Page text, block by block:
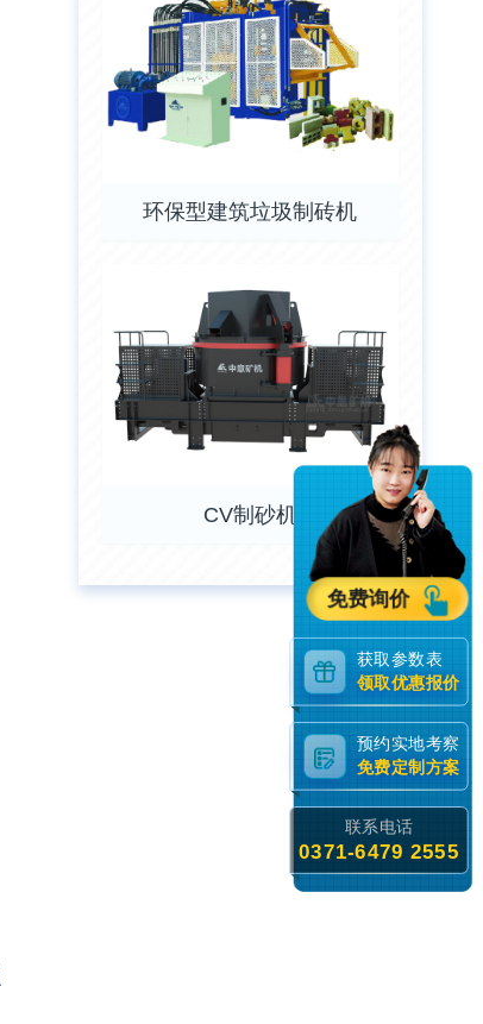
环保型建筑垃圾制砖机
CV制砂机
免费询价
获取参数表
领取优惠报价
预约实地考察
免费定制方案
联系电话
0371-6479 2555